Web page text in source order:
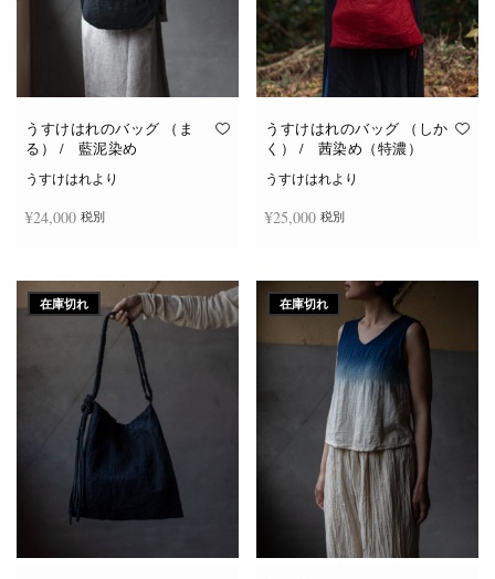
うすけはれのバッグ （ま
る） / 藍泥染め
うすけはれより
¥24,000 税別
うすけはれのバッグ （しか
く） / 茜染め（特濃）
うすけはれより
¥25,000 税別
在庫切れ 在庫切れ